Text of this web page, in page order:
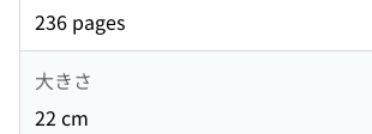
236 pages
大きさ
22 cm